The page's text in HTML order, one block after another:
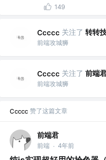
149
Ccccc 关注了 转转
前端攻城狮
Ccccc 关注了 前端
前端攻城狮
Ccccc 赞了这篇文章
前端君
前端 · 4年前